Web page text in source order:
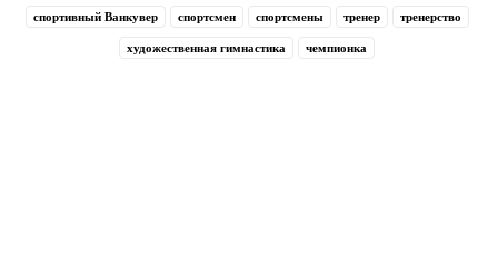
спортивный Ванкувер спортсмен спортсмены тренер тренерство
художественная гимнастика чемпионка